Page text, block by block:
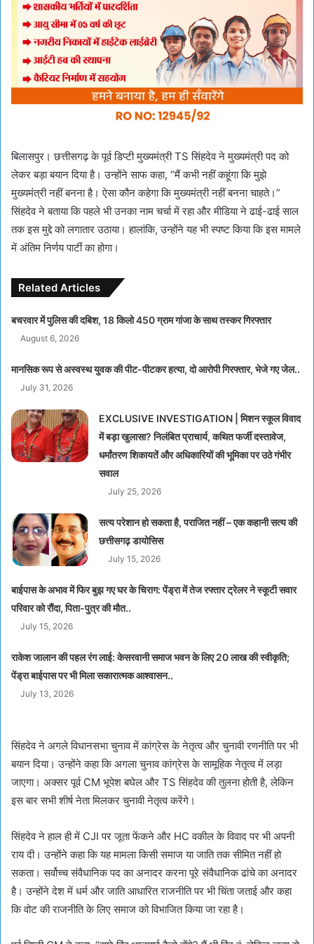
बिलासपुर। छत्तीसगढ़ के पूर्व डिप्टी मुख्यमंत्री TS सिंहदेव ने मुख्यमंत्री पद को
लेकर बड़ा बयान दिया है। उन्होंने साफ कहा, “मैं कभी नहीं कहूंगा कि मुझे
मुख्यमंत्री नहीं बनना है। ऐसा कौन कहेगा कि मुख्यमंत्री नहीं बनना चाहते।”
सिंहदेव ने बताया कि पहले भी उनका नाम चर्चा में रहा और मीडिया ने ढाई-ढाई साल
तक इस मुद्दे को लगातार उठाया। हालांकि, उन्होंने यह भी स्पष्ट किया कि इस मामले
में अंतिम निर्णय पार्टी का होगा।
Related Articles
बचरवार में पुलिस की दबिश, 18 किलो 450 ग्राम गांजा के साथ तस्कर गिरफ्तार
August 6, 2026
मानसिक रूप से अस्वस्थ युवक की पीट-पीटकर हत्या, दो आरोपी गिरफ्तार, भेजे गए जेल..
July 31, 2026
EXCLUSIVE INVESTIGATION | मिशन स्कूल विवाद
में बड़ा खुलासा? निलंबित प्राचार्य, कथित फर्जी दस्तावेज,
धर्मांतरण शिकायतें और अधिकारियों की भूमिका पर उठे गंभीर
सवाल
July 25, 2026
सत्य परेशान हो सकता है, पराजित नहीं – एक कहानी सत्य की
छत्तीसगढ़ डायोसिस
July 15, 2026
बाईपास के अभाव में फिर बुझ गए घर के चिराग: पेंड्रा में तेज रफ्तार ट्रेलर ने स्कूटी सवार
परिवार को रौंदा, पिता-पुत्र की मौत..
July 15, 2026
राकेश जालान की पहल रंग लाई: केसरवानी समाज भवन के लिए 20 लाख की स्वीकृति;
पेंड्रा बाईपास पर भी मिला सकारात्मक आश्वासन..
July 13, 2026
सिंहदेव ने अगले विधानसभा चुनाव में कांग्रेस के नेतृत्व और चुनावी रणनीति पर भी
बयान दिया। उन्होंने कहा कि अगला चुनाव कांग्रेस के सामूहिक नेतृत्व में लड़ा
जाएगा। अक्सर पूर्व CM भूपेश बघेल और TS सिंहदेव की तुलना होती है, लेकिन
इस बार सभी शीर्ष नेता मिलकर चुनावी नेतृत्व करेंगे।
सिंहदेव ने हाल ही में CJI पर जूता फेंकने और HC वकील के विवाद पर भी अपनी
राय दी। उन्होंने कहा कि यह मामला किसी समाज या जाति तक सीमित नहीं हो
सकता। सर्वोच्च संवैधानिक पद का अनादर करना पूरे संवैधानिक ढांचे का अनादर
है। उन्होंने देश में धर्म और जाति आधारित राजनीति पर भी चिंता जताई और कहा
कि वोट की राजनीति के लिए समाज को विभाजित किया जा रहा है।